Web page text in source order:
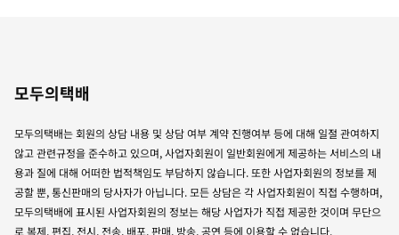
모두의택배
모두의택배는 회원의 상담 내용 및 상담 여부 계약 진행여부 등에 대해 일절 관여하지
않고 관련규정을 준수하고 있으며, 사업자회원이 일반회원에게 제공하는 서비스의 내
용과 질에 대해 어떠한 법적책임도 부담하지 않습니다. 또한 사업자회원의 정보를 제
공할 뿐, 통신판매의 당사자가 아닙니다. 모든 상담은 각 사업자회원이 직접 수행하며,
모두의택배에 표시된 사업자회원의 정보는 해당 사업자가 직접 제공한 것이며 무단으
로 복제, 편집, 전시, 전송, 배포, 판매, 방송, 공연 등에 이용할 수 없습니다.